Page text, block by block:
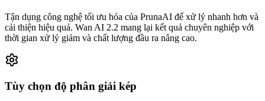
Tận dụng công nghệ tối ưu hóa của PrunaAI để xử lý nhanh hơn và
cải thiện hiệu quả. Wan AI 2.2 mang lại kết quả chuyên nghiệp với
thời gian xử lý giảm và chất lượng đầu ra nâng cao.
Tùy chọn độ phân giải kép